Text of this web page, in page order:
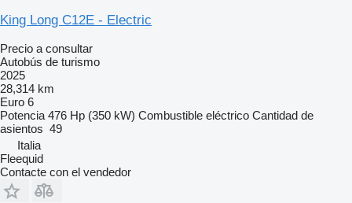
King Long C12E - Electric
Precio a consultar
Autobús de turismo
2025
28,314 km
Euro 6
Potencia 476 Hp (350 kW) Combustible eléctrico Cantidad de
asientos 49
Italia
Fleequid
Contacte con el vendedor